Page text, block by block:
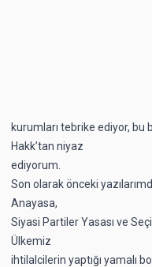
kurumları tebrike ediyor, bu
Hakk’tan niyaz
ediyorum.
Son olarak önceki
Anayasa,
Siyasi Partiler Yasası ve
Ülkemiz
ihtilalcilerin yaptığı yamalı